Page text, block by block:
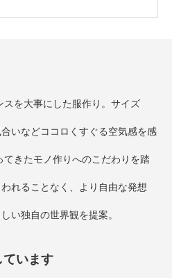
を大事にした服作り。サイズ
いなどココロくすぐる空気感を感
てきたモノ作りへのこだわりを踏
れることなく、より自由な発想
い独自の世界観を提案。
ています